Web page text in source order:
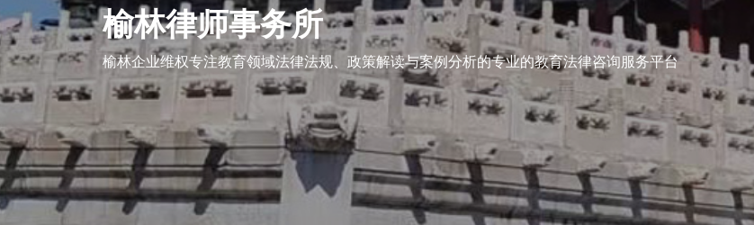
业维权榆林律师事务所
榆林企业维权专注教育领域法律法规、政策解读与案例分析的专业的教育法律咨询服务平台 榆